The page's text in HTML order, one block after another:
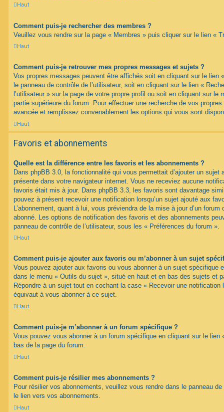
Haut
Comment puis-je rechercher des membres ?
Veuillez vous rendre sur la page « Membres » puis cliquer sur le lien «
Haut
Comment puis-je retrouver mes propres messages et sujets ?
Vos propres messages peuvent être affichés soit en cliquant sur le lien
le panneau de contrôle de l’utilisateur, soit en cliquant sur le lien «
l’utilisateur » sur la page de votre propre profil ou soit en cliquant sur le
partie supérieure du forum. Pour effectuer une recherche de vos
avancée et remplissez convenablement les options qui vous sont
Haut
Favoris et abonnements
Quelle est la différence entre les favoris et les abonnements ?
Dans phpBB 3.0, la fonctionnalité qui vous permettait d’ajouter un
présente dans votre navigateur internet. Vous ne receviez aucune
favoris était mis à jour. Dans phpBB 3.3, les favoris sont davantage
pouvez à présent recevoir une notification lorsqu’un sujet ajouté aux
L’abonnement, quant à lui, vous préviendra de la mise à jour d’un forum
abonné. Les options de notification des favoris et des abonnements
panneau de contrôle de l’utilisateur, sous les « Préférences du forum ».
Haut
Comment puis-je ajouter aux favoris ou m’abonner à un sujet
Vous pouvez ajouter aux favoris ou vous abonner à un sujet spécifique
dans le menu « Outils du sujet », situé en haut et en bas des sujets et
Répondre à un sujet tout en cochant la case « Recevoir une notification
équivaut à vous abonner à ce sujet.
Haut
Comment puis-je m’abonner à un forum spécifique ?
Vous pouvez vous abonner à un forum spécifique en cliquant sur le lien
bas de la page du forum.
Haut
Comment puis-je résilier mes abonnements ?
Pour résilier vos abonnements, veuillez vous rendre dans le panneau
le lien vers vos abonnements.
Haut